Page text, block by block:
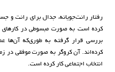
رفتار رانت‌جویانه، جدال برای رانت و
کرده است به صورت مبسوطی در کارهای
بررسی قرار گرفته به طوری‌که آن‌ها
کرده‌اند. آن کروگر به صورت موفقی در
انتخاب اجتماعی کار کرده است.